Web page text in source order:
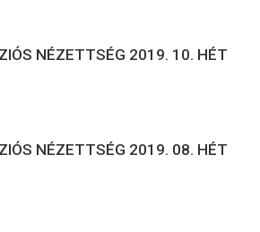
NÉZETTSÉG 2019. 10. HÉT
NÉZETTSÉG 2019. 08. HÉT